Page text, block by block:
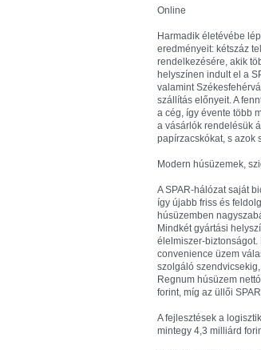
Online
Harmadik életévébe
eredményeit: kétszáz
rendelkezésére, akik
helyszínen indult el a
valamint
szállítás előnyeit. A
a cég, így évente több
a vásárlók rendelésük
papírzacskókat, s azok
Modern húsüzemek,
A SPAR-hálózat saját
így újabb friss és
húsüzemben
Mindkét gyártási
élelmiszer-biztonságot.
convenience üzem
szolgáló
Regnum húsüzem
forint, míg az üllői
A fejlesztések a
mintegy 4,3 milliárd